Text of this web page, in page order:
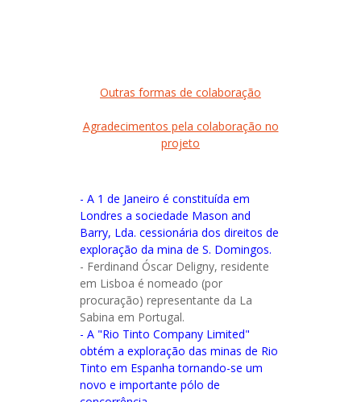
Outras formas de colaboração
Agradecimentos pela colaboração no
projeto
- A 1 de Janeiro é constituída em
Londres a sociedade Mason and
Barry, Lda. cessionária dos direitos de
exploração da mina de S. Domingos.
- Ferdinand Óscar Deligny, residente
em Lisboa é nomeado (por
procuração) representante da La
Sabina em Portugal.
- A "Rio Tinto Company Limited"
obtém a exploração das minas de Rio
Tinto em Espanha tornando-se um
novo e importante pólo de